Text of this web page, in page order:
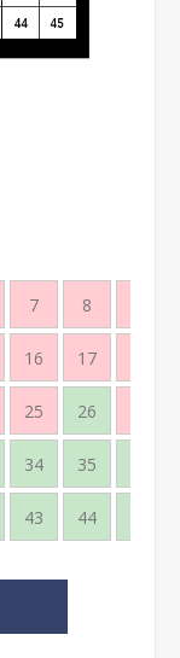
7 8
16 17
25 26
34 35
43 44